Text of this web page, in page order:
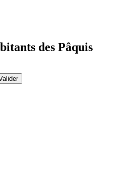
des Pâquis